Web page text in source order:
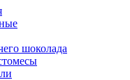
шоколада